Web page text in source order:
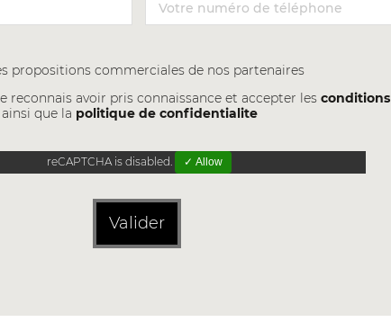
propositions commerciales de nos partenaires
reconnais avoir pris connaissance et accepter lesconditions
ainsi que la politique de confidentialite
reCAPTCHA is disabled. ✓ Allow
Valider